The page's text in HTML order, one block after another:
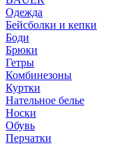
Одежда
Бейсболки и кепки
Боди
Брюки
Гетры
Комбинезоны
Куртки
Нательное белье
Носки
Обувь
Перчатки